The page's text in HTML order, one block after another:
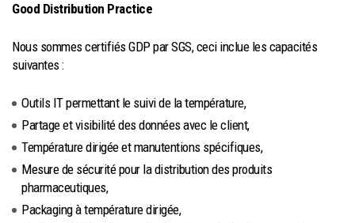
Good Distribution Practice
Nous sommes certifiés GDP par SGS, ceci inclue les capacités
suivantes :
Outils IT permettant le suivi de la température,
Partage et visibilité des données avec le client,
Température dirigée et manutentions spécifiques,
Mesure de sécurité pour la distribution des produits
pharmaceutiques,
Packaging à température dirigée,